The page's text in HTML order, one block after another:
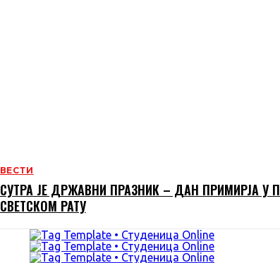
ВЕСТИ
СУТРА ЈЕ ДРЖАВНИ ПРАЗНИК – ДАН ПРИМИРЈА У
СВЕТСКОМ РАТУ